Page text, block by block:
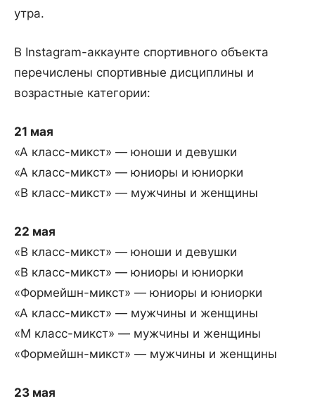
утра.
В Instagram-аккаунте спортивного объекта
перечислены спортивные дисциплины и
возрастные категории:
21 мая
«А класс-микст» — юноши и девушки
«А класс-микст» — юниоры и юниорки
«В класс-микст» — мужчины и женщины
22 мая
«В класс-микст» — юноши и девушки
«В класс-микст» — юниоры и юниорки
«Формейшн-микст» — юниоры и юниорки
«А класс-микст» — мужчины и женщины
«М класс-микст» — мужчины и женщины
«Формейшн-микст» — мужчины и женщины
23 мая